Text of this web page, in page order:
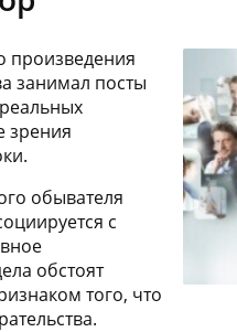
произведения
занимал посты
зрения
обывателя
с
обстоят
того, что